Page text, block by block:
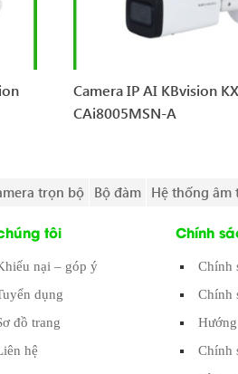
Camera IP AI KBvision
CAi8005MSN-A
trọn bộ Bộ đàm Hệ thống âm
tôi
nại – góp ý
dụng
đồ trang
hệ
Chính
Chính
Chính
Chính